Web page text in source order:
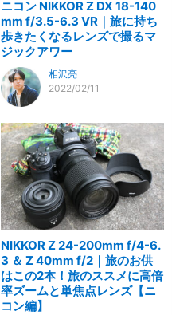
ニコン NIKKOR Z DX 18-140
mm f/3.5-6.3 VR｜旅に持ち
歩きたくなるレンズで撮るマ
ジックアワー
相沢亮
2022/02/11
NIKKOR Z 24-200mm f/4-6.
3 ＆ Z 40mm f/2｜旅のお供
はこの2本！旅のススメに高倍
率ズームと単焦点レンズ【ニ
コン編】